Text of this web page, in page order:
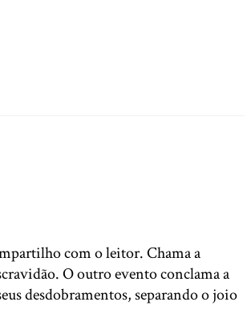
com o leitor. Chama a
O outro evento conclama a
desdobramentos, separando o joio